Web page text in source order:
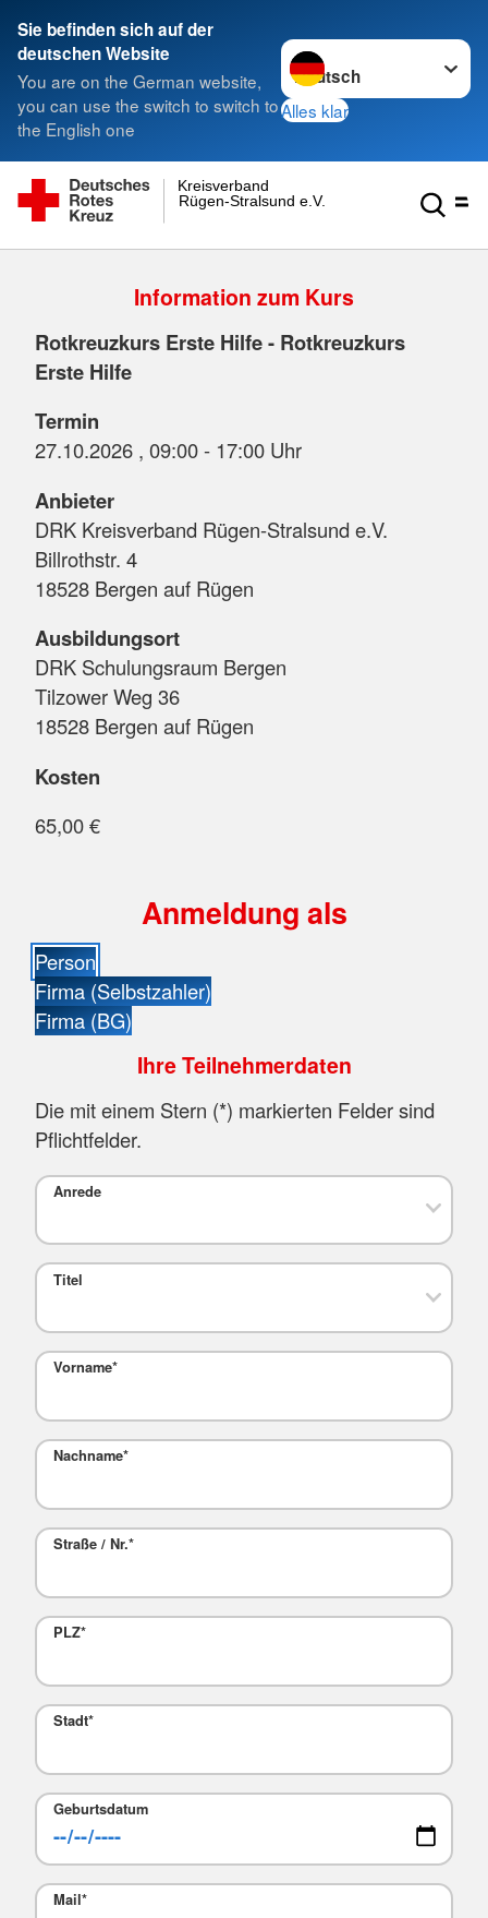
Sie befinden sich auf der
deutschen Website
You are on the German website,
you can use the switch to switch to
the English one
Sprache wechseln zu
Alles klar
Rügen-Stralsund e.V.
Kreisverband
Information zum Kurs
Rotkreuzkurs Erste Hilfe - Rotkreuzkurs
Erste Hilfe
Termin
27.10.2026 , 09:00 - 17:00 Uhr
Anbieter
DRK Kreisverband Rügen-Stralsund e.V.
Billrothstr. 4
18528 Bergen auf Rügen
Ausbildungsort
DRK Schulungsraum Bergen
Tilzower Weg 36
18528 Bergen auf Rügen
Kosten
65,00 €
Anmeldung als
Person
Firma (Selbstzahler)
Firma (BG)
Ihre Teilnehmerdaten
Die mit einem Stern (*) markierten Felder sind
Pflichtfelder.
Anrede
Titel
Vorname*
Nachname*
Straße / Nr.*
PLZ*
Stadt*
Geburtsdatum
Mail*